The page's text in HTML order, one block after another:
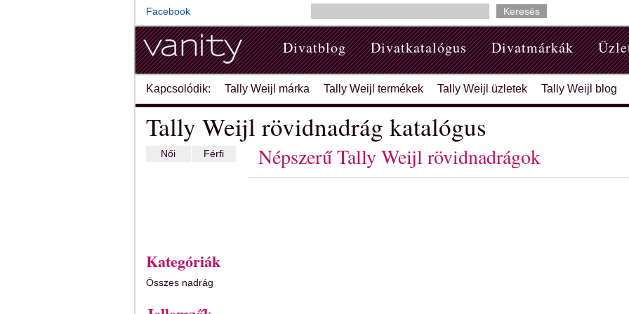
Facebook
Divatblog Divatkatalógus Divatmárkák
Kapcsolódik: Tally Weijl márka Tally Weijl termékek Tally Weijl üzletek Tally Weijl blog
Tally Weijl rövidnadrág katalógus
Női Férfi
Kategóriák
Összes nadrág
Népszerű Tally Weijl rövidnadrágok